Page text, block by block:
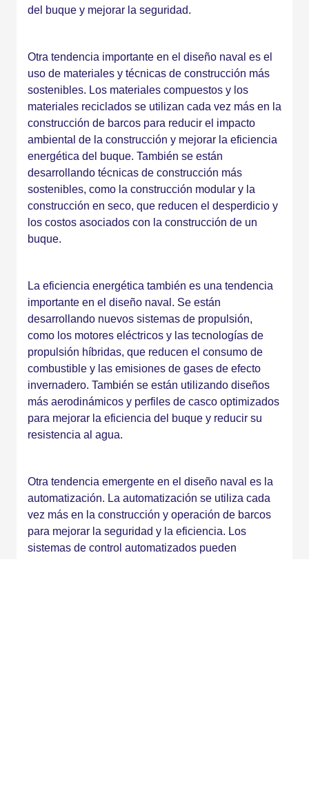
del buque y mejorar la seguridad.
Otra tendencia importante en el diseño naval es el
uso de materiales y técnicas de construcción más
sostenibles. Los materiales compuestos y los
materiales reciclados se utilizan cada vez más en la
construcción de barcos para reducir el impacto
ambiental de la construcción y mejorar la eficiencia
energética del buque. También se están
desarrollando técnicas de construcción más
sostenibles, como la construcción modular y la
construcción en seco, que reducen el desperdicio y
los costos asociados con la construcción de un
buque.
La eficiencia energética también es una tendencia
importante en el diseño naval. Se están
desarrollando nuevos sistemas de propulsión,
como los motores eléctricos y las tecnologías de
propulsión híbridas, que reducen el consumo de
combustible y las emisiones de gases de efecto
invernadero. También se están utilizando diseños
más aerodinámicos y perfiles de casco optimizados
para mejorar la eficiencia del buque y reducir su
resistencia al agua.
Otra tendencia emergente en el diseño naval es la
automatización. La automatización se utiliza cada
vez más en la construcción y operación de barcos
para mejorar la seguridad y la eficiencia. Los
sistemas de control automatizados pueden